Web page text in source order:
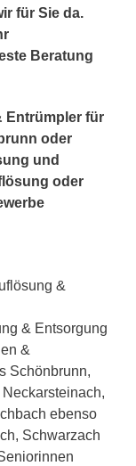
für Sie da.
Beratung
Entrümpler für
oder
und
oder
&
& Entsorgung
&
Schönbrunn,
ebenso
Schwarzach